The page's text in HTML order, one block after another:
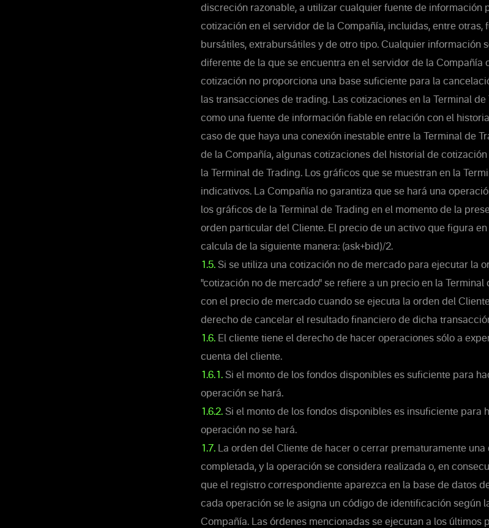
discreción razonable, a utilizar cualquier fuente de información
cotización en el servidor de la Compañía, incluidas, entre otras,
bursátiles, extrabursátiles y de otro tipo. Cualquier información
diferente de la que se encuentra en el servidor de la Compañía
cotización no proporciona una base suficiente para la
las transacciones de trading. Las cotizaciones en la Terminal
como una fuente de información fiable en relación con el
caso de que haya una conexión inestable entre la Terminal de
de la Compañía, algunas cotizaciones del historial de
la Terminal de Trading. Los gráficos que se muestran en la
indicativos. La Compañía no garantiza que se hará una
los gráficos de la Terminal de Trading en el momento de la
orden particular del Cliente. El precio de un activo que figura
calcula de la siguiente manera: (ask+bid)/2.
1.5. Si se utiliza una cotización no de mercado para ejecutar la
"cotización no de mercado" se refiere a un precio en la
con el precio de mercado cuando se ejecuta la orden del
derecho de cancelar el resultado financiero de dicha
1.6. El cliente tiene el derecho de hacer operaciones sólo a
cuenta del cliente.
1.6.1. Si el monto de los fondos disponibles es suficiente para
operación se hará.
1.6.2. Si el monto de los fondos disponibles es insuficiente para
operación no se hará.
1.7. La orden del Cliente de hacer o cerrar prematuramente
completada, y la operación se considera realizada o, en
que el registro correspondiente aparezca en la base de datos
cada operación se le asigna un código de identificación según
Compañía. Las órdenes mencionadas se ejecutan a los últimos